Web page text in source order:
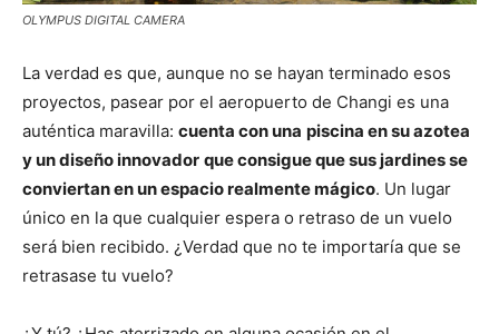
OLYMPUS DIGITAL CAMERA
La verdad es que, aunque no se hayan terminado esos
proyectos, pasear por el aeropuerto de Changi es una
auténtica maravilla: cuenta con una piscina en su azotea
y un diseño innovador que consigue que sus jardines se
conviertan en un espacio realmente mágico. Un lugar
único en la que cualquier espera o retraso de un vuelo
será bien recibido. ¿Verdad que no te importaría que se
retrasase tu vuelo?